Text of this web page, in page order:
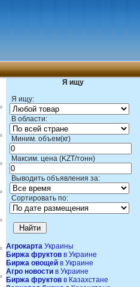
Я ищу
Я ищу:
В области:
Миним. объем(кг)
Максим. цена (KZT/тонн)
Выводить объявления за:
Сортировать по:
Агрокарта Украины
Биржа фруктов в Украине
Биржа овощей в Украине
Агро новости в Украине
Биржа фруктов в Казахстане